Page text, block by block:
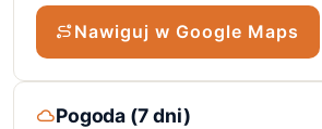
Nawiguj w Google Maps
Pogoda (7 dni)